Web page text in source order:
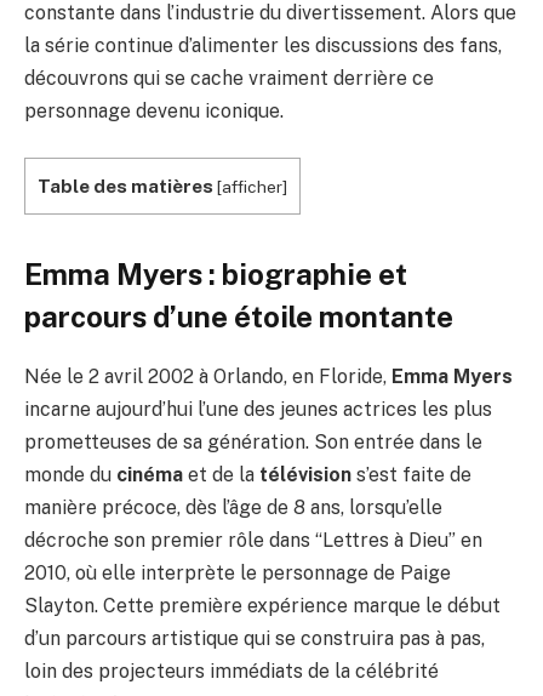
constante dans l’industrie du divertissement. Alors que
la série continue d’alimenter les discussions des fans,
découvrons qui se cache vraiment derrière ce
personnage devenu iconique.
Table des matières [afficher]
Emma Myers : biographie et
parcours d’une étoile montante
Née le 2 avril 2002 à Orlando, en Floride, Emma Myers
incarne aujourd’hui l’une des jeunes actrices les plus
prometteuses de sa génération. Son entrée dans le
monde du cinéma et de la télévision s’est faite de
manière précoce, dès l’âge de 8 ans, lorsqu’elle
décroche son premier rôle dans “Lettres à Dieu” en
2010, où elle interprète le personnage de Paige
Slayton. Cette première expérience marque le début
d’un parcours artistique qui se construira pas à pas,
loin des projecteurs immédiats de la célébrité